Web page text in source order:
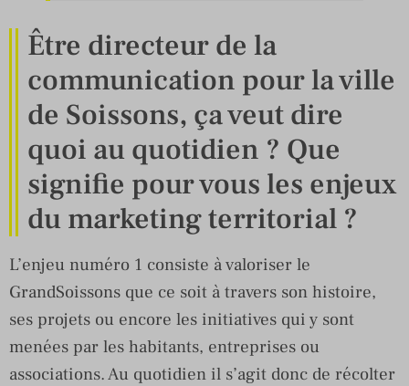
Être directeur de la
communication pour la ville
de Soissons, ça veut dire
quoi au quotidien ? Que
signifie pour vous les enjeux
du marketing territorial ?
L’enjeu numéro 1 consiste à valoriser le
GrandSoissons que ce soit à travers son histoire,
ses projets ou encore les initiatives qui y sont
menées par les habitants, entreprises ou
associations. Au quotidien il s’agit donc de récolter